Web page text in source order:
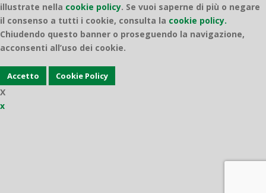
illustrate nella cookie policy. Se vuoi saperne di più o negare
il consenso a tutti i cookie, consulta la cookie policy.
Chiudendo questo banner o proseguendo la navigazione,
acconsenti all’uso dei cookie.
Accetto Cookie Policy
X
x